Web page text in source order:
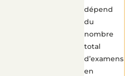
dépend
du
nombre
total
d’examens
en